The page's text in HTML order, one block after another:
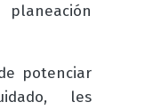
potenciar
les